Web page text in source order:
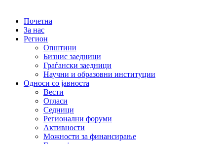
Почетна
За нас
Регион
Општини
Бизнис заедници
Граѓански заедници
Научни и образовни институции
Односи со јавноста
Вести
Огласи
Седници
Регионални форуми
Активности
Можности за финансирање